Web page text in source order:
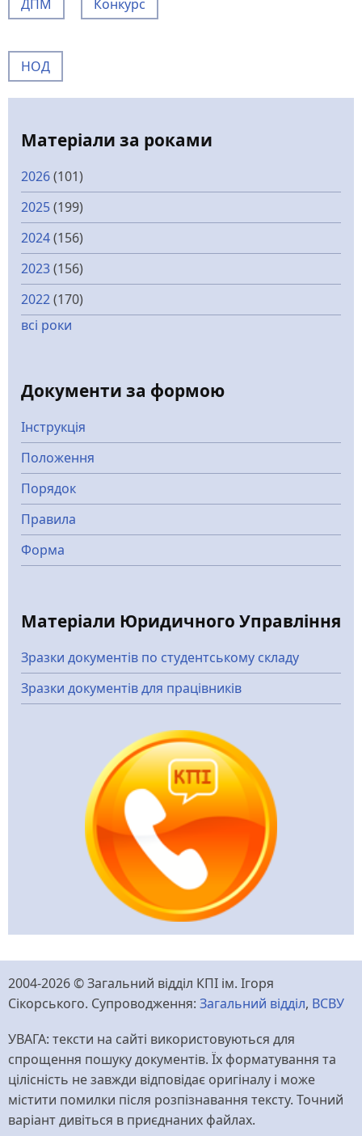
ДПМ Конкурс
НОД
Матеріали за роками
2026(101)
2025(199)
2024(156)
2023(156)
2022(170)
всі роки
Документи за формою
Інструкція
Положення
Порядок
Правила
Форма
Матеріали Юридичного Управління
Зразки документів по студентському складу
Зразки документів для працівників
2004-2026 © Загальний відділ КПІ ім. Ігоря
Сікорського. Супроводження: Загальний відділ, ВСВУ
УВАГА: тексти на сайті використовуються для
спрощення пошуку документів. Їх форматування та
цілісність не завжди відповідає оригіналу і може
містити помилки після розпізнавання тексту. Точний
варіант дивіться в приєднаних файлах.